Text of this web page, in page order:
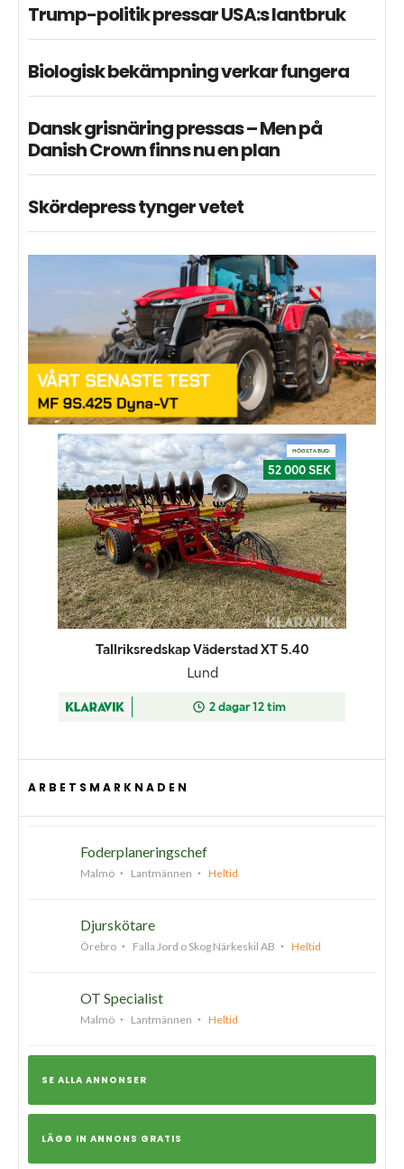
Trump-politik pressar USA:s lantbruk
Biologisk bekämpning verkar fungera
Dansk grisnäring pressas – Men på
Danish Crown finns nu en plan
Skördepress tynger vetet
ARBETSMARKNADEN
Foderplaneringschef
Malmö Lantmännen Heltid
Djurskötare
Örebro Falla Jord o Skog Närkeskil AB Heltid
OT Specialist
Malmö Lantmännen Heltid
SE ALLA ANNONSER
LÄGG IN ANNONS GRATIS